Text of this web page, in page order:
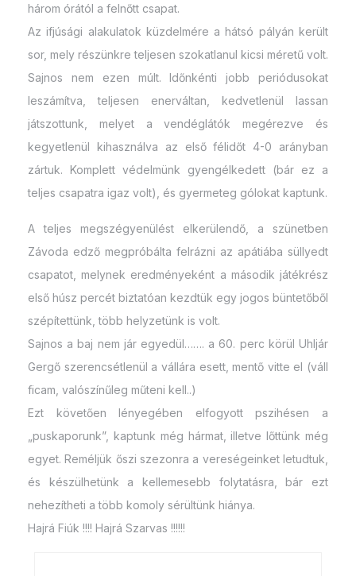
három órától a felnőtt csapat.
Az ifjúsági alakulatok küzdelmére a hátsó pályán került
sor, mely részünkre teljesen szokatlanul kicsi méretű volt.
Sajnos nem ezen múlt. Időnkénti jobb periódusokat
leszámítva, teljesen enerváltan, kedvetlenül lassan
játszottunk, melyet a vendéglátók megérezve és
kegyetlenül kihasználva az első félidőt 4-0 arányban
zártuk. Komplett védelmünk gyengélkedett (bár ez a
teljes csapatra igaz volt), és gyermeteg gólokat kaptunk.
A teljes megszégyenülést elkerülendő, a szünetben
Závoda edző megpróbálta felrázni az apátiába süllyedt
csapatot, melynek eredményeként a második játékrész
első húsz percét biztatóan kezdtük egy jogos büntetőből
szépítettünk, több helyzetünk is volt.
Sajnos a baj nem jár egyedül……. a 60. perc körül Uhljár
Gergő szerencsétlenül a vállára esett, mentő vitte el (váll
ficam, valószínűleg műteni kell..)
Ezt követően lényegében elfogyott pszihésen a
„puskaporunk”, kaptunk még hármat, illetve lőttünk még
egyet. Reméljük őszi szezonra a vereségeinket letudtuk,
és készülhetünk a kellemesebb folytatásra, bár ezt
nehezítheti a több komoly sérültünk hiánya.
Hajrá Fiúk !!!! Hajrá Szarvas !!!!!!